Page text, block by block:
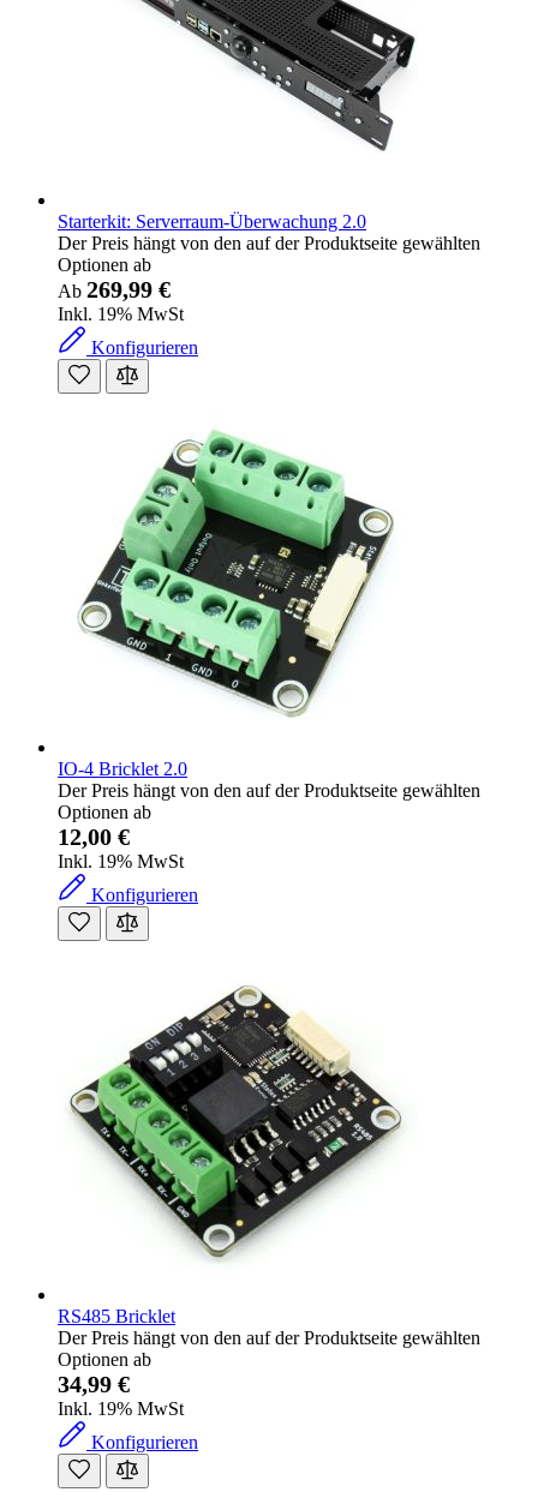
Starterkit: Serverraum-Überwachung 2.0
Der Preis hängt von den auf der Produktseite gewählten
Optionen ab
Ab 269,99 €
Inkl. 19% MwSt
Konfigurieren
IO-4 Bricklet 2.0
Der Preis hängt von den auf der Produktseite gewählten
Optionen ab
12,00 €
Inkl. 19% MwSt
Konfigurieren
RS485 Bricklet
Der Preis hängt von den auf der Produktseite gewählten
Optionen ab
34,99 €
Inkl. 19% MwSt
Konfigurieren